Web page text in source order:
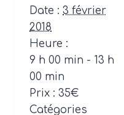
Date : 3 février
2018
Heure :
9 h 00 min - 13 h
00 min
Prix : 35€
Catégories